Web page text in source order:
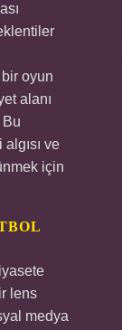
oyun
alanı
ve
için
lens
medya